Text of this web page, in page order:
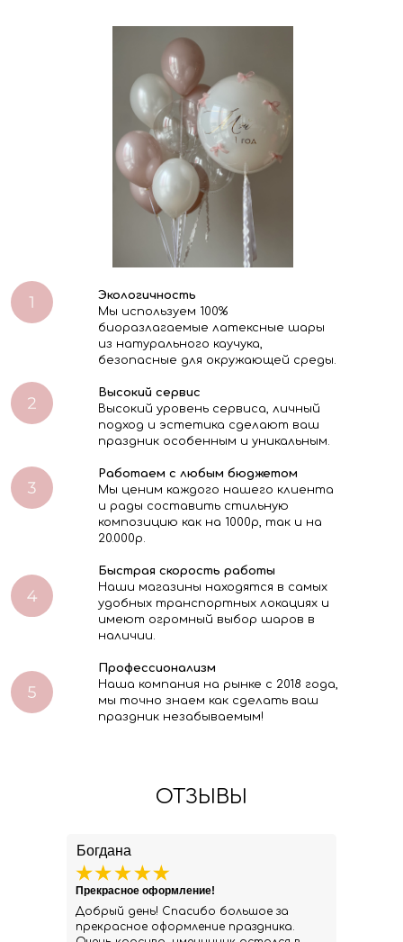
Экологичность
Мы используем 100%
биоразлагаемые латексные шары
из натурального каучука,
безопасные для окружающей среды.
Высокий сервис
Высокий уровень сервиса, личный
подход и эстетика сделают ваш
праздник особенным и уникальным.
Работаем с любым бюджетом
Мы ценим каждого нашего клиента
и рады составить стильную
композицию как на 1000р, так и на
20.000р.
Быстрая скорость работы
Наши магазины находятся в самых
удобных транспортных локациях и
имеют огромный выбор шаров в
наличии.
Профессионализм
Наша компания на рынке с 2018 года,
мы точно знаем как сделать ваш
праздник незабываемым!
ОТЗЫВЫ
Богдана
Добрый день! Спасибо большое за
прекрасное оформление праздника.
Прекрасное оформление!